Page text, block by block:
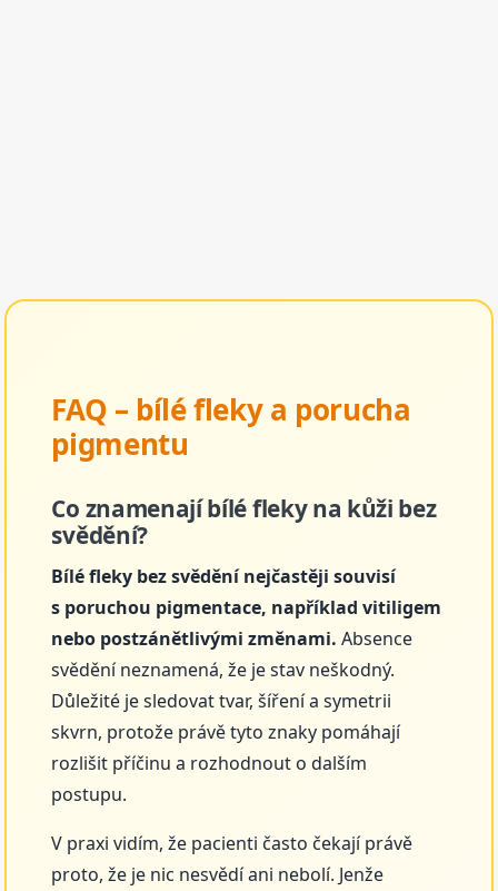
FAQ – bílé fleky a porucha
pigmentu
Co znamenají bílé fleky na kůži bez
svědění?
Bílé fleky bez svědění nejčastěji souvisí
s poruchou pigmentace, například vitiligem
nebo postzánětlivými změnami. Absence
svědění neznamená, že je stav neškodný.
Důležité je sledovat tvar, šíření a symetrii
skvrn, protože právě tyto znaky pomáhají
rozlišit příčinu a rozhodnout o dalším
postupu.
V praxi vidím, že pacienti často čekají právě
proto, že je nic nesvědí ani nebolí. Jenže